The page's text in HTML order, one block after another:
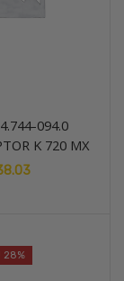
094.0
K 720 MX
O
€38.03.
28%